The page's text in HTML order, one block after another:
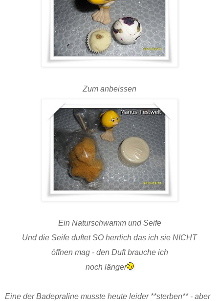
Zum anbeissen
Ein Naturschwamm und Seife
Und die Seife duftet SO herrlich das ich sie NICHT
öffnen mag - den Duft brauche ich
noch länger
Eine der Badepraline musste heute leider **sterben** - aber